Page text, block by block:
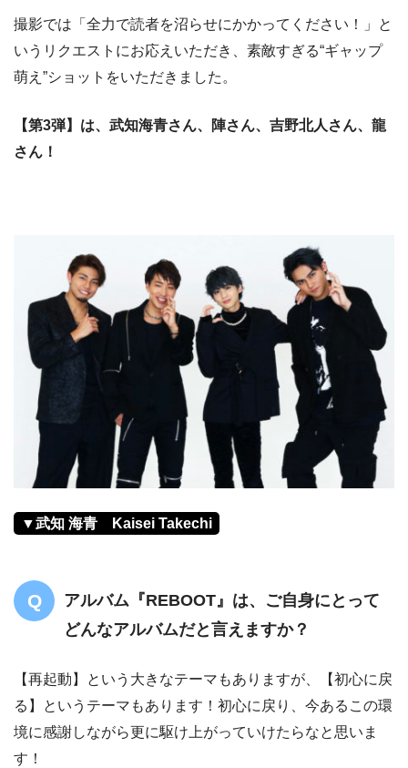
撮影では「全力で読者を沼らせにかかってください！」と
いうリクエストにお応えいただき、素敵すぎる“ギャップ
萌え”ショットをいただきました。
【第3弾】は、武知海青さん、陣さん、吉野北人さん、龍
さん！
▼武知 海青 Kaisei Takechi
アルバム『REBOOT』は、ご自身にとって
どんなアルバムだと言えますか？
【再起動】という大きなテーマもありますが、【初心に戻
る】というテーマもあります！初心に戻り、今あるこの環
境に感謝しながら更に駆け上がっていけたらなと思いま
す！